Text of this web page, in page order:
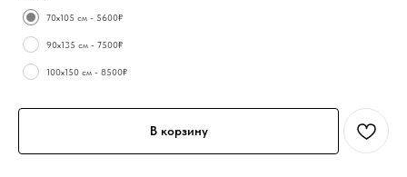
70х105 см - 5600₽
90х135 см - 7500₽
100х150 см - 8500₽
В корзину